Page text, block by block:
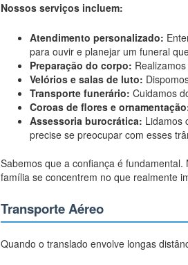
Nossos serviços incluem:
Atendimento personalizado:
para ouvir e planejar um funeral
Preparação do corpo:
Velórios e salas de luto:
Transporte funerário: Cuidamos
Coroas de flores e
Assessoria burocrática: Lidamos
precise se preocupar com esses
Sabemos que a confiança é
família se concentrem no que realmente
Transporte Aéreo
Quando o translado envolve longas